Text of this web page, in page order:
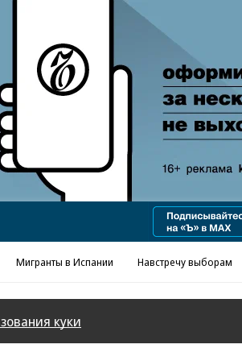
в «Ъ» www.kommersant.ru/ad
Мигранты в Испании Навстречу выборам
куки